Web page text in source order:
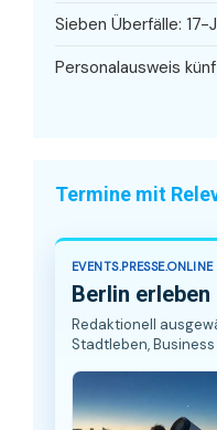
Sieben Überfälle: 17-
Personalausweis
Termine mit
EVENTS.PRESSE.ONLINE
Berlin erleben
Redaktionell
Stadtleben,